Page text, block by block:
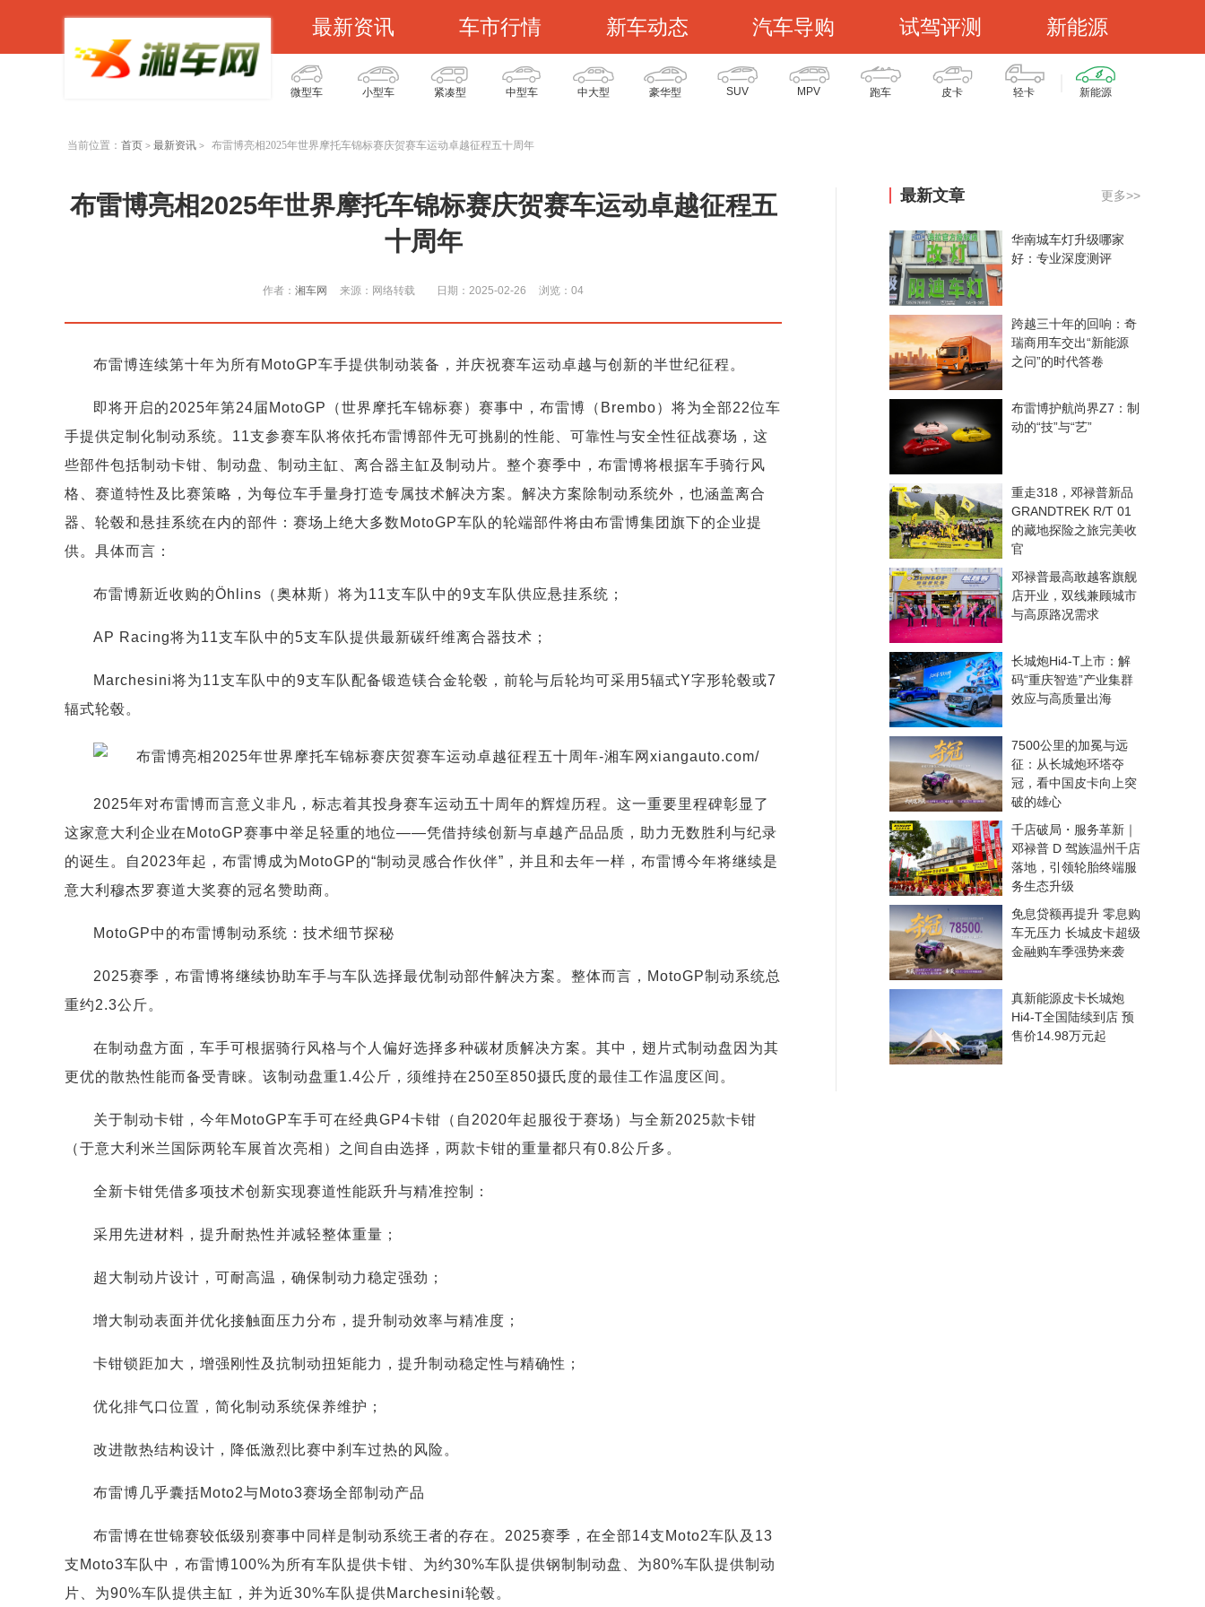
最新资讯 车市行情 新车动态 汽车导购 试驾评测 新能源
微型车 小型车 紧凑型 中型车 中大型 豪华型 SUV MPV 跑车 皮卡 轻卡 新能源
当前位置： 首页 > 最新资讯 > 布雷博亮相2025年世界摩托车锦标赛庆贺赛车运动卓越征程五十周年
布雷博亮相2025年世界摩托车锦标赛庆贺赛车运动卓越征程五
十周年
作者： 湘车网 来源：网络转载 日期：2025-02-26 浏览：04
布雷博连续第十年为所有MotoGP车手提供制动装备，并庆祝赛车运动卓越与创新的半世纪征程。
即将开启的2025年第24届MotoGP（世界摩托车锦标赛）赛事中，布雷博（Brembo）将为全部22位车
手提供定制化制动系统。11支参赛车队将依托布雷博部件无可挑剔的性能、可靠性与安全性征战赛场，这
些部件包括制动卡钳、制动盘、制动主缸、离合器主缸及制动片。整个赛季中，布雷博将根据车手骑行风
格、赛道特性及比赛策略，为每位车手量身打造专属技术解决方案。解决方案除制动系统外，也涵盖离合
器、轮毂和悬挂系统在内的部件：赛场上绝大多数MotoGP车队的轮端部件将由布雷博集团旗下的企业提
供。具体而言：
布雷博新近收购的Öhlins（奥林斯）将为11支车队中的9支车队供应悬挂系统；
AP Racing将为11支车队中的5支车队提供最新碳纤维离合器技术；
Marchesini将为11支车队中的9支车队配备锻造镁合金轮毂，前轮与后轮均可采用5辐式Y字形轮毂或7
辐式轮毂。
2025年对布雷博而言意义非凡，标志着其投身赛车运动五十周年的辉煌历程。这一重要里程碑彰显了
这家意大利企业在MotoGP赛事中举足轻重的地位——凭借持续创新与卓越产品品质，助力无数胜利与纪录
的诞生。自2023年起，布雷博成为MotoGP的“制动灵感合作伙伴”，并且和去年一样，布雷博今年将继续是
意大利穆杰罗赛道大奖赛的冠名赞助商。
MotoGP中的布雷博制动系统：技术细节探秘
2025赛季，布雷博将继续协助车手与车队选择最优制动部件解决方案。整体而言，MotoGP制动系统总
重约2.3公斤。
在制动盘方面，车手可根据骑行风格与个人偏好选择多种碳材质解决方案。其中，翅片式制动盘因为其
更优的散热性能而备受青睐。该制动盘重1.4公斤，须维持在250至850摄氏度的最佳工作温度区间。
关于制动卡钳，今年MotoGP车手可在经典GP4卡钳（自2020年起服役于赛场）与全新2025款卡钳
（于意大利米兰国际两轮车展首次亮相）之间自由选择，两款卡钳的重量都只有0.8公斤多。
全新卡钳凭借多项技术创新实现赛道性能跃升与精准控制：
采用先进材料，提升耐热性并减轻整体重量；
超大制动片设计，可耐高温，确保制动力稳定强劲；
增大制动表面并优化接触面压力分布，提升制动效率与精准度；
卡钳锁距加大，增强刚性及抗制动扭矩能力，提升制动稳定性与精确性；
优化排气口位置，简化制动系统保养维护；
改进散热结构设计，降低激烈比赛中刹车过热的风险。
布雷博几乎囊括Moto2与Moto3赛场全部制动产品
布雷博在世锦赛较低级别赛事中同样是制动系统王者的存在。2025赛季，在全部14支Moto2车队及13
支Moto3车队中，布雷博100%为所有车队提供卡钳、为约30%车队提供钢制制动盘、为80%车队提供制动
片、为90%车队提供主缸，并为近30%车队提供Marchesini轮毂。
最新文章 更多>>
华南城车灯升级哪家
好：专业深度测评
跨越三十年的回响：奇
瑞商用车交出“新能源
之问”的时代答卷
布雷博护航尚界Z7：制
动的“技”与“艺”
重走318，邓禄普新品
GRANDTREK R/T 01
的藏地探险之旅完美收
官
邓禄普最高敢越客旗舰
店开业，双线兼顾城市
与高原路况需求
长城炮Hi4-T上市：解
码“重庆智造”产业集群
效应与高质量出海
7500公里的加冕与远
征：从长城炮环塔夺
冠，看中国皮卡向上突
破的雄心
千店破局・服务革新｜
邓禄普 D 驾族温州千店
落地，引领轮胎终端服
务生态升级
免息贷额再提升 零息购
车无压力 长城皮卡超级
金融购车季强势来袭
真新能源皮卡长城炮
Hi4-T全国陆续到店 预
售价14.98万元起